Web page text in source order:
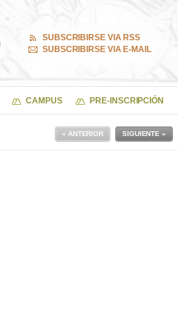
SUBSCRIBIRSE VIA RSS
SUBSCRIBIRSE VIA E-MAIL
CAMPUS PRE-INSCRIPCIÓN
SIGUIENTE »
« ANTERIOR